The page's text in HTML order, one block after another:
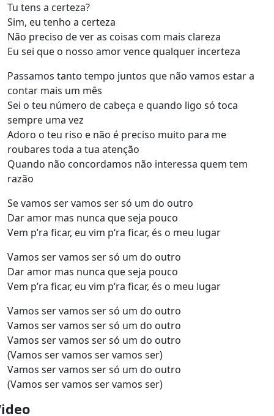
Tu tens a certeza?
Sim, eu tenho a certeza
Não preciso de ver as coisas com mais clareza
Eu sei que o nosso amor vence qualquer incerteza
Passamos tanto tempo juntos que não vamos estar a
contar mais um mês
Sei o teu número de cabeça e quando ligo só toca
sempre uma vez
Adoro o teu riso e não é preciso muito para me
roubares toda a tua atenção
Quando não concordamos não interessa quem tem
razão
Se vamos ser vamos ser só um do outro
Dar amor mas nunca que seja pouco
Vem p’ra ficar, eu vim p‘ra ficar, és o meu lugar
Vamos ser vamos ser só um do outro
Dar amor mas nunca que seja pouco
Vem p’ra ficar, eu vim p‘ra ficar, és o meu lugar
Vamos ser vamos ser só um do outro
Vamos ser vamos ser só um do outro
Vamos ser vamos ser só um do outro
(Vamos ser vamos ser vamos ser)
Vamos ser vamos ser só um do outro
(Vamos ser vamos ser vamos ser)